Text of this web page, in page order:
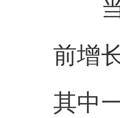
前增
其中